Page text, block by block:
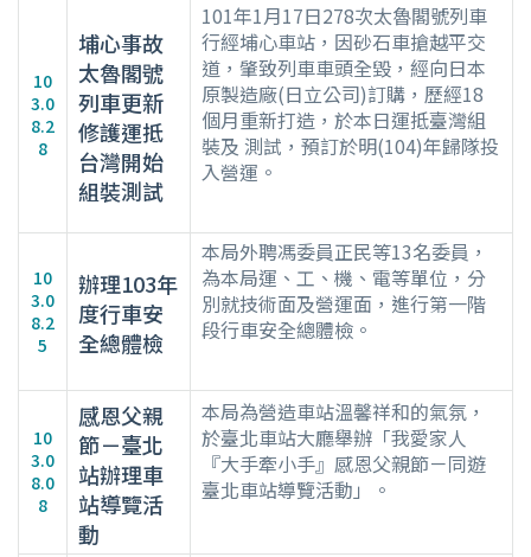
10
3.0
8.2
8
埔心事故
太魯閣號
列車更新
修護運抵
台灣開始
組裝測試
101年1月17日278次太魯閣號列車
行經埔心車站，因砂石車搶越平交
道，肇致列車車頭全毀，經向日本
原製造廠(日立公司)訂購，歷經18
個月重新打造，於本日運抵臺灣組
裝及 測試，預訂於明(104)年歸隊投
入營運。
10
3.0
8.2
5
辦理103年
度行車安
全總體檢
本局外聘馮委員正民等13名委員，
為本局運、工、機、電等單位，分
別就技術面及營運面，進行第一階
段行車安全總體檢。
10
3.0
8.0
8
感恩父親
節－臺北
站辦理車
站導覽活
動
本局為營造車站溫馨祥和的氣氛，
於臺北車站大廳舉辦「我愛家人
『大手牽小手』感恩父親節－同遊
臺北車站導覽活動」。